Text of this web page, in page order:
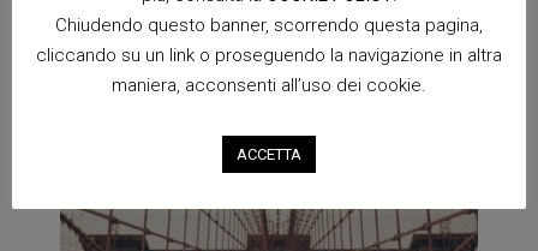
Articolo o servizio
numero 3
Chiudendo questo banner, scorrendo questa pagina,
cliccando su un link o proseguendo la navigazione in altra
maniera, acconsenti all’uso dei cookie.
ACCETTA